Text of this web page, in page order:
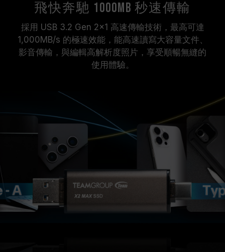
飛快奔馳 1000MB 秒速傳輸
採用 USB 3.2 Gen 2x1 高速傳輸技術，最高可達
1,000MB/s 的極速效能，能高速讀寫大容量文件、
影音傳輸，與編輯高解析度照片，享受順暢無縫的
使用體驗。